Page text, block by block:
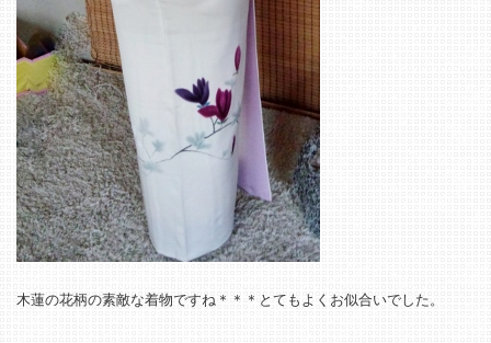
木蓮の花柄の素敵な着物ですね＊＊＊とてもよくお似合いでした。